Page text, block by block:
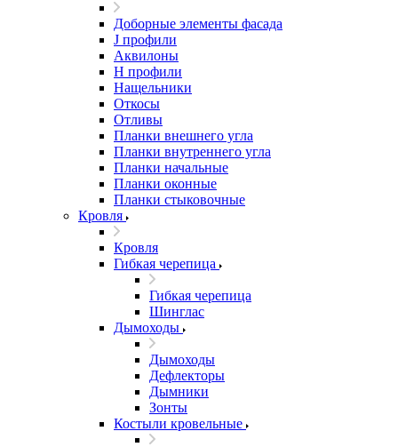
Доборные элементы фасада
J профили
Аквилоны
Н профили
Нащельники
Откосы
Отливы
Планки внешнего угла
Планки внутреннего угла
Планки начальные
Планки оконные
Планки стыковочные
Кровля
Кровля
Гибкая черепица
Гибкая черепица
Шинглас
Дымоходы
Дымоходы
Дефлекторы
Дымники
Зонты
Костыли кровельные